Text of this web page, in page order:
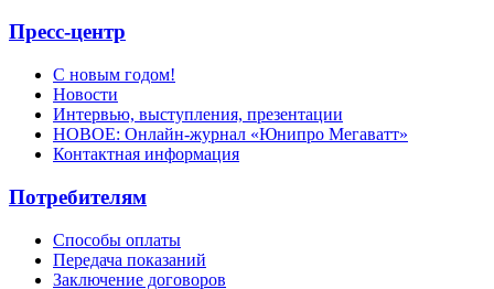
Пресс-центр
С новым годом!
Новости
Интервью, выступления, презентации
НОВОЕ: Онлайн-журнал «Юнипро Мегаватт»
Контактная информация
Потребителям
Способы оплаты
Передача показаний
Заключение договоров